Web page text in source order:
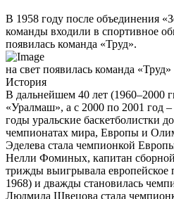
В 1958 году после объединения
команды входили в спортивное
появилась команда «Труд».
на свет появилась команда «Труд»
История
В дальнейшем 40 лет (1960–2000
«Уралмаш», а с 2000 по 2001
годы уральские баскетболистки
чемпионатах мира, Европы и
Эделева стала чемпионкой
Нелли Фоминых, капитан
трижды выигрывала европейское
1968) и дважды становилась
Людмила Швецова стала